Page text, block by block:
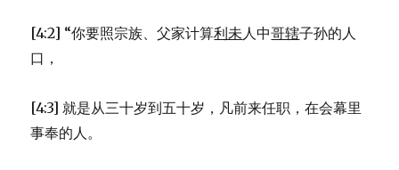
3:14-
[4:2] “你要照宗族、父家计算利未人中哥辖子孙的人
口，
[4:3] 就是从三十岁到五十岁，凡前来任职，在会幕里
事奉的人。